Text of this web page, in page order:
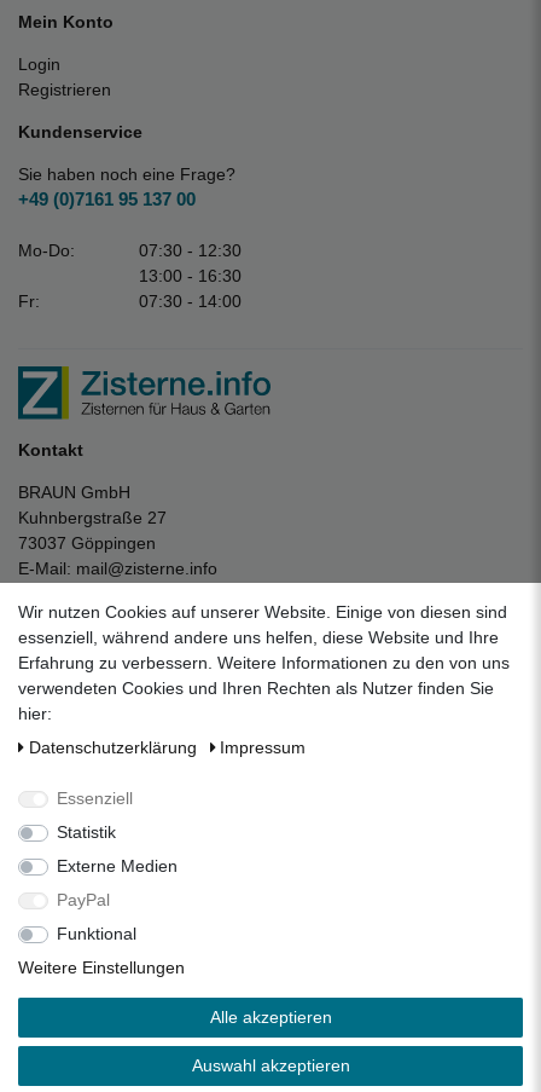
Mein Konto
Login
Registrieren
Kundenservice
Sie haben noch eine Frage?
+49 (0)7161 95 137 00
Mo-Do:
07:30 - 12:30
13:00 - 16:30
Fr:
07:30 - 14:00
Kontakt
BRAUN GmbH
Kuhnbergstraße 27
73037 Göppingen
E-Mail: mail@zisterne.info
Unternehmen
Datenschutzerklärung
Impressum
Über uns
Folgen Sie uns auf Social Media
Alle Preise inkl. 19% Mehrwertsteuer.
* Die verkauften Stückzahlen beziehen sich auf die Verkäufe
in unseren Shops und Marktplätzen.
** Der kostenlose Versand erfolgt ausschließlich innerhalb
des deutschen Festlandes ohne Inseln.
Wir nutzen Cookies auf unserer Website. Einige von diesen sind
essenziell, während andere uns helfen, diese Website und Ihre
Erfahrung zu verbessern. Weitere Informationen zu den von uns
verwendeten Cookies und Ihren Rechten als Nutzer finden Sie
hier:
Daten­schutz­erklärung
Impressum
Essenziell
Statistik
Externe Medien
PayPal
Funktional
Weitere Einstellungen
Alle akzeptieren
Auswahl akzeptieren